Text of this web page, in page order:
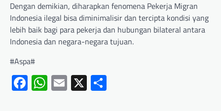
Dengan demikian, diharapkan fenomena Pekerja Migran
Indonesia ilegal bisa diminimalisir dan tercipta kondisi yang
lebih baik bagi para pekerja dan hubungan bilateral antara
Indonesia dan negara-negara tujuan.
#Aspa#
Facebook
WhatsApp
Email
X